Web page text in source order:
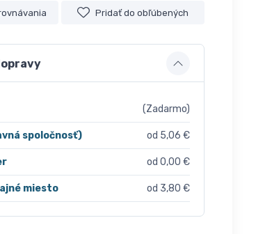
Pridať do obľúbených
(Zadarmo)
spoločnosť) od 5,06 €
od 0,00 €
miesto od 3,80 €